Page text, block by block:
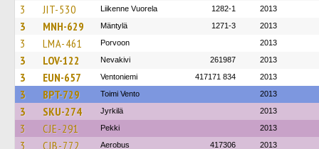
3 JIT-530 Liikenne Vuorela 1282-1 2013
3 MNH-629 Mäntylä 1271-3 2013
3 LMA-461 Porvoon 2013
3 LOV-122 Nevakivi 261987 2013
3 EUN-657 Ventoniemi 417171 834 2013
3 BPT-729 Toimi Vento 2013
3 SKU-274 Jyrkilä 2013
3 CJE-291 Pekki 2013
3 CJB-772 Aerobus 417306 2013